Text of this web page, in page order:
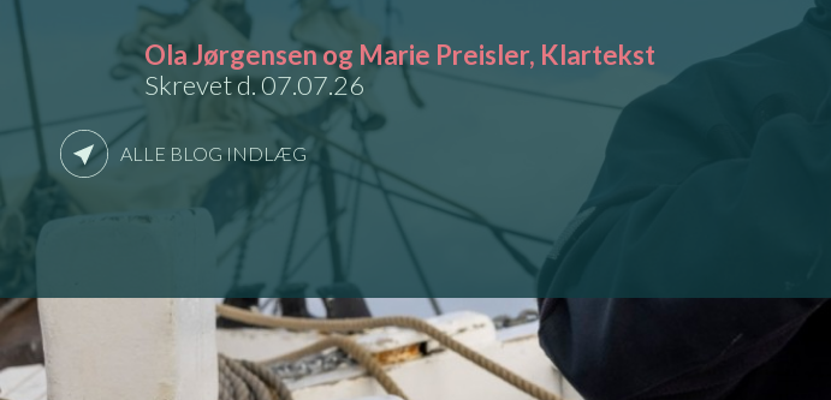
Ola Jørgensen og Marie Preisler, Klartekst
Skrevet d. 07.07.26
ALLE BLOG INDLÆG